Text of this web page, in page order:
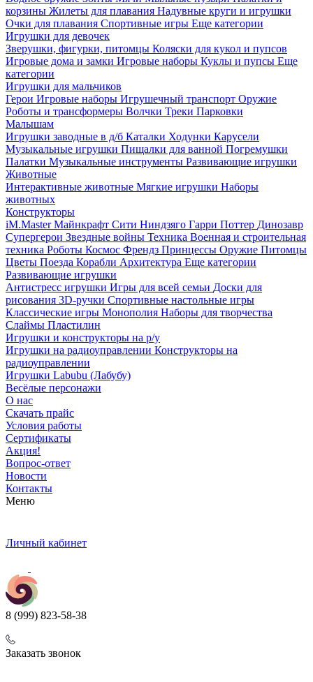
корзины Жилеты для плавания Надувные круги и игрушки
Очки для плавания Спортивные игры Еще категории
Игрушки для девочек
Зверушки, фигурки, питомцы Коляски для кукол и пупсов
Игровые дома и замки Игровые наборы Куклы и пупсы Еще
категории
Игрушки для мальчиков
Герои Игровые наборы Игрушечный транспорт Оружие
Роботы и трансформеры Волчки Треки Парковки
Малышам
Игрушки заводные в д/б Каталки Ходунки Карусели
Музыкальные игрушки Пищалки для ванной Погремушки
Палатки Музыкальные инструменты Развивающие игрушки
Животные
Интерактивные животные Мягкие игрушки Наборы
животных
Конструкторы
iM.Master Майнкрафт Сити Ниндзяго Гарри Поттер Динозавр
Супергерои Звездные войны Техника Военная и строительная
техника Роботы Космос Френдз Принцессы Оружие Питомцы
Цветы Поезда Корабли Архитектура Еще категории
Развивающие игрушки
Антистресс игрушки Игры для всей семьи Доски для
рисования 3D-ручки Спортивные настольные игры
Классические игры Монополия Наборы для творчества
Слаймы Пластилин
Игрушки и конструкторы на р/у
Игрушки на радиоуправлении Конструкторы на
радиоуправлении
Игрушки Labubu (Лабубу)
Весёлые персонажи
О нас
Скачать прайс
Условия работы
Сертификаты
Акция!
Вопрос-ответ
Новости
Контакты
Меню
Личный кабинет
8 (999) 823-58-38
Заказать звонок